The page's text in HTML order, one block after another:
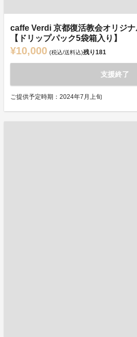
caffe Verdi 京都復活教会オリジ
【ドリップパック5袋箱入り】
¥10,000 (税込/送料込)残り181
支援終了
ご提供予定時期：2024年7月上旬